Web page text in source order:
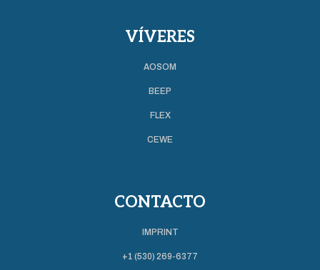
VÍVERES
AOSOM
BEEP
FLEX
CEWE
CONTACTO
IMPRINT
+1 (530) 269-6377